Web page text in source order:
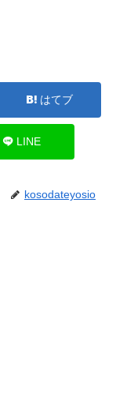
はてブ
LINE
kosodateyosio